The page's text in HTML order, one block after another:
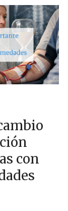
con